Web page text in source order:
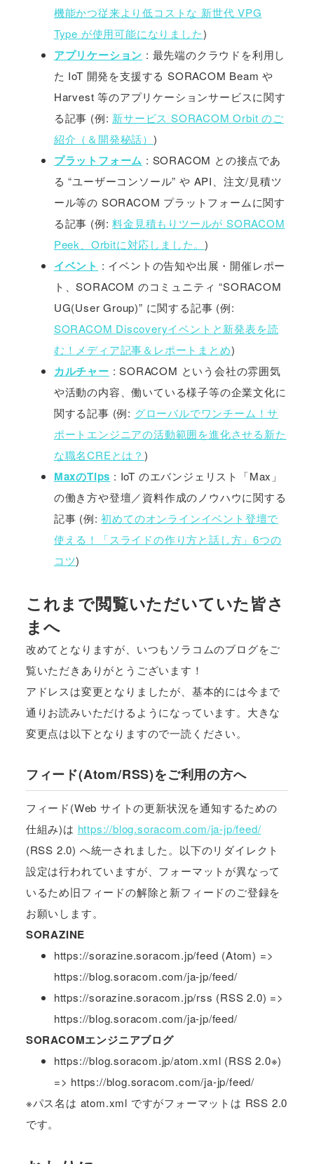
機能かつ従来より低コストな 新世代 VPG
Type が使用可能になりました)
アプリケーション : 最先端のクラウドを利用し
た IoT 開発を支援する SORACOM Beam や
Harvest 等のアプリケーションサービスに関す
る記事 (例: 新サービス SORACOM Orbit のご
紹介（＆開発秘話） )
プラットフォーム : SORACOM との接点であ
る “ユーザーコンソール” や API、注文/見積ツ
ール等の SORACOM プラットフォームに関す
る記事 (例:料金見積もりツールが SORACOM
Peek、Orbitに対応しました。)
イベント : イベントの告知や出展・開催レポー
ト、SORACOM のコミュニティ “SORACOM
UG(User Group)” に関する記事 (例:
SORACOM Discoveryイベントと新発表を読
む！メディア記事＆レポートまとめ)
カルチャー : SORACOM という会社の雰囲気
や活動の内容、働いている様子等の企業文化に
関する記事 (例: グローバルでワンチーム！サ
ポートエンジニアの活動範囲を進化させる新た
な職名CREとは？ )
MaxのTips : IoT のエバンジェリスト「Max」
の働き方や登壇／資料作成のノウハウに関する
記事 (例:初めてのオンラインイベント登壇で
使える！「スライドの作り方と話し方」6つの
コツ)
これまで閲覧いただいていた皆さ
まへ
改めてとなりますが、いつもソラコムのブログをご
覧いただきありがとうございます！
アドレスは変更となりましたが、基本的には今まで
通りお読みいただけるようになっています。大きな
変更点は以下となりますので一読ください。
フィード(Atom/RSS)をご利用の方へ
フィード(Web サイトの更新状況を通知するための
仕組み)は https://blog.soracom.com/ja-jp/feed/
(RSS 2.0) へ統一されました。以下のリダイレクト
設定は行われていますが、フォーマットが異なって
いるため旧フィードの解除と新フィードのご登録を
お願いします。
SORAZINE
https://sorazine.soracom.jp/feed (Atom) =>
https://blog.soracom.com/ja-jp/feed/
https://sorazine.soracom.jp/rss (RSS 2.0) =>
https://blog.soracom.com/ja-jp/feed/
SORACOMエンジニアブログ
https://blog.soracom.jp/atom.xml (RSS 2.0※)
=> https://blog.soracom.com/ja-jp/feed/
※パス名は atom.xml ですがフォーマットは RSS 2.0
です。